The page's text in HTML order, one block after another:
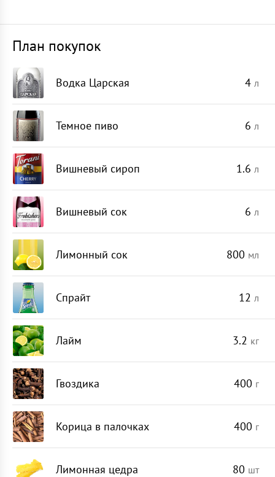
План покупок
Водка Царская 4 л
Темное пиво 6 л
Вишневый сироп 1.6 л
Вишневый сок 6 л
Лимонный сок 800 мл
Спрайт 12 л
Лайм 3.2 кг
Гвоздика 400 г
Корица в палочках 400 г
Лимонная цедра 80 шт